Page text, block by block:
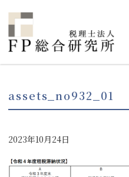
assets_no932_01
2023年10月24日